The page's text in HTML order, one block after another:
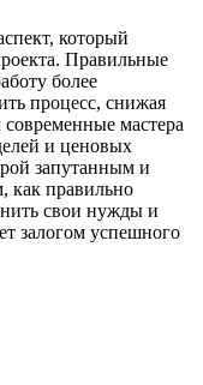
который
Правильные
более
процесс, снижая
мастера
и ценовых
запутанным и
как правильно
свои нужды и
залогом успешного